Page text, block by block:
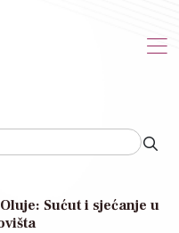
Sućut i sjećanje u